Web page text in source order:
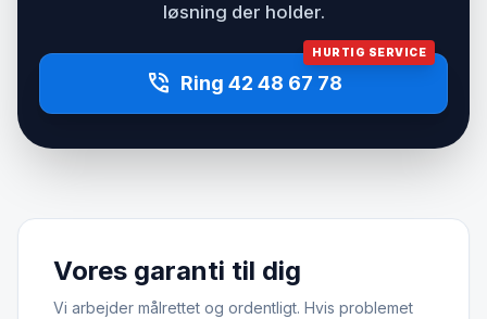
løsning der holder.
HURTIG SERVICE
phone_in_talk Ring 42 48 67 78
Vores garanti til dig
Vi arbejder målrettet og ordentligt. Hvis problemet